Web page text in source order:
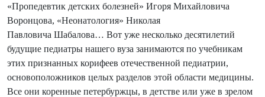
«Пропедевтик детских болезней» Игоря Михайловича
Воронцова, «Неонатология» Николая
Павловича Шабалова… Вот уже несколько десятилетий
будущие педиатры нашего вуза занимаются по учебникам
этих признанных корифеев отечественной педиатрии,
основоположников целых разделов этой области медицины.
Все они коренные петербуржцы, в детстве или уже в зрелом